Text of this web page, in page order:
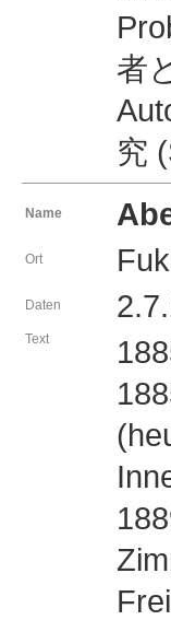
者
究
Name
Ort
Daten
Text